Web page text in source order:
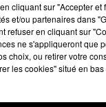
- 1 min 14 sec
HAUTES-
Pyrénées
cliquant sur "Accepter et
et/ou partenaires dans
refuser en cliquant sur
ne s'appliqueront que
choix, ou retirer votre
les cookies" situé en